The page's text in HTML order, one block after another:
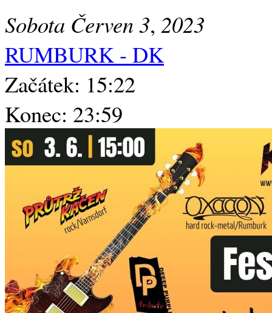
Sobota Červen 3, 2023
RUMBURK - DK
Začátek: 15:22
Konec: 23:59